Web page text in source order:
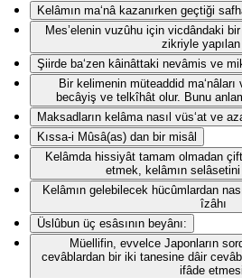
Kelâmın ma‘nâ kazanırken geçtiği
Mes’elenin vuzûhu için vicdândaki
zikriyle
Şiirde ba‘zen kâinâttaki nevâmis ve
Bir kelimenin müteaddid ma‘nâları
becâyiş ve telkîhât olur. Bunu
Maksadların kelâma nasıl vüs‘at ve
Kıssa-i Mûsâ(as) dan bir misâl
Kelâmda hissiyât tamam olmadan
etmek, kelâmın
Kelâmın gelebilecek hücûmlardan
îzâhı
Üslûbun üç esâsının beyânı:
Müellifin, evvelce Japonların
cevâblardan bir iki tanesine dâir
ifâde etmesi.